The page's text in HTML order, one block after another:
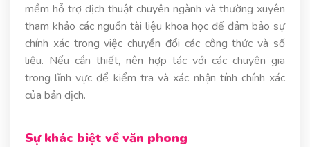
mềm hỗ trợ dịch thuật chuyên ngành và thường xuyên
tham khảo các nguồn tài liệu khoa học để đảm bảo sự
chính xác trong việc chuyển đổi các công thức và số
liệu. Nếu cần thiết, nên hợp tác với các chuyên gia
trong lĩnh vực để kiểm tra và xác nhận tính chính xác
của bản dịch.
Sự khác biệt về văn phong